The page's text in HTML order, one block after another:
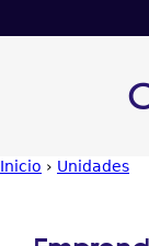
está
Inicio › Unidades